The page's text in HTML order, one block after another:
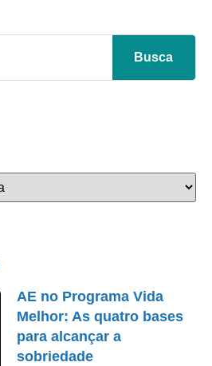
Busca
AE no Programa Vida
Melhor: As quatro bases
para alcançar a
sobriedade